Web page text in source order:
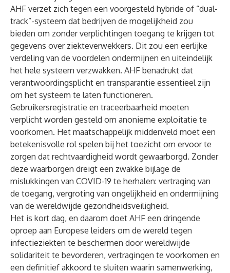
AHF verzet zich tegen een voorgesteld hybride of “dual-
track”-systeem dat bedrijven de mogelijkheid zou
bieden om zonder verplichtingen toegang te krijgen tot
gegevens over ziekteverwekkers. Dit zou een eerlijke
verdeling van de voordelen ondermijnen en uiteindelijk
het hele systeem verzwakken. AHF benadrukt dat
verantwoordingsplicht en transparantie essentieel zijn
om het systeem te laten functioneren.
Gebruikersregistratie en traceerbaarheid moeten
verplicht worden gesteld om anonieme exploitatie te
voorkomen. Het maatschappelijk middenveld moet een
betekenisvolle rol spelen bij het toezicht om ervoor te
zorgen dat rechtvaardigheid wordt gewaarborgd. Zonder
deze waarborgen dreigt een zwakke bijlage de
mislukkingen van COVID-19 te herhalen: vertraging van
de toegang, vergroting van ongelijkheid en ondermijning
van de wereldwijde gezondheidsveiligheid.
Het is kort dag, en daarom doet AHF een dringende
oproep aan Europese leiders om de wereld tegen
infectieziekten te beschermen door wereldwijde
solidariteit te bevorderen, vertragingen te voorkomen en
een definitief akkoord te sluiten waarin samenwerking,